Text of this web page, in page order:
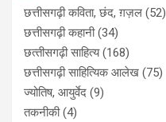
छत्तीसगढ़ी कविता, छंद, ग़ज़ल (52)
छत्तीसगढ़ी कहानी(34)
छत्‍तीसगढ़ी साहित्‍य(168)
छत्तीसगढ़ी साहित्यिक आलेख (75)
ज्योतिष, आयुर्वेद (9)
तकनीकी(4)